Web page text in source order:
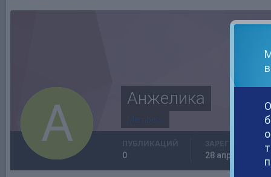
Анжелика
Members
ПУБЛИКАЦИЙ
0 28 апреля, 2020